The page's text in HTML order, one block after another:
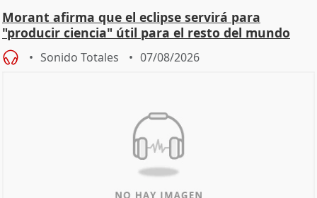
Morant afirma que el eclipse servirá para
"producir ciencia" útil para el resto del mundo
Sonido Totales 07/08/2026